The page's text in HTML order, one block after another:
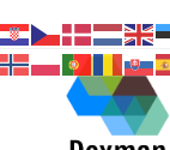
naar
inhoud